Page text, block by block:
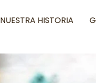
NUESTRA HISTORIA